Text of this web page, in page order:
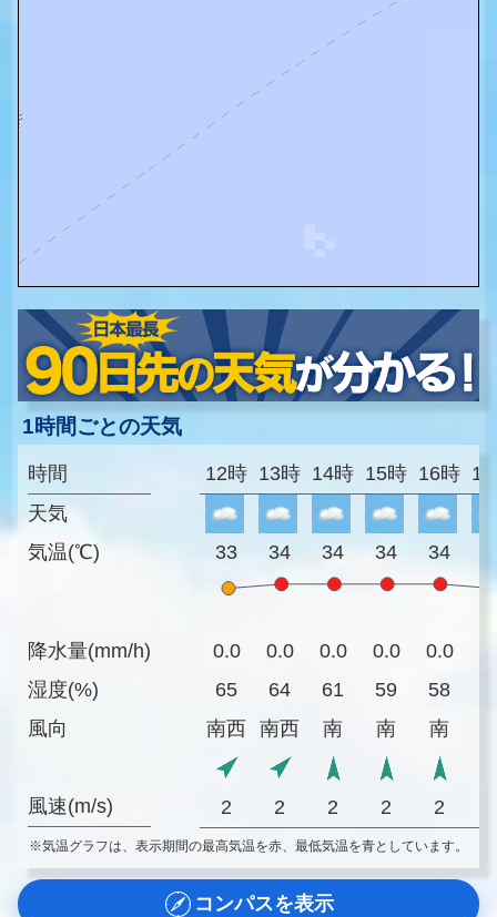
1時間ごとの天気
時間
天気
気温(℃)
降水量(mm/h)
湿度(%)
風向
風速(m/s)
12時 13時 14時 15時 16時
33 34 34 34 34
0.0 0.0 0.0 0.0 0.0
65
64 61 59 58
南西
南西 南 南 南
2 2 2 2 2
※気温グラフは、表示期間の最高気温を赤、最低気温を青としています。
コンパスを表示